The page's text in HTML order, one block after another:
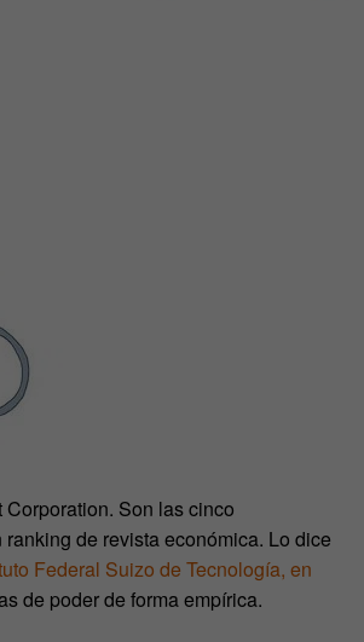
Son las cinco
de revista económica. Lo dice
Federal Suizo de Tecnología, en
de poder de forma empírica.